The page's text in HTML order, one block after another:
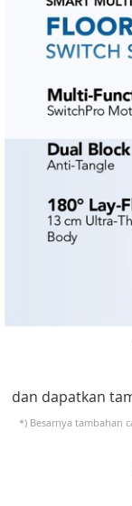
dan dapatkan
*) Besarnya tambahan